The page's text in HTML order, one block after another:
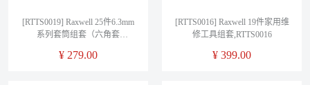
[RTTS0019] Raxwell 25件6.3mm
系列套筒组套（六角套
¥ 279.00
[RTTS0016] Raxwell 19件家用维
修工具组套,RTTS0016
¥399.00